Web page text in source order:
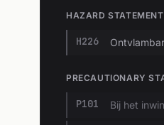
HAZARD
H226
PRECAUTIONARY
P101 Bij het